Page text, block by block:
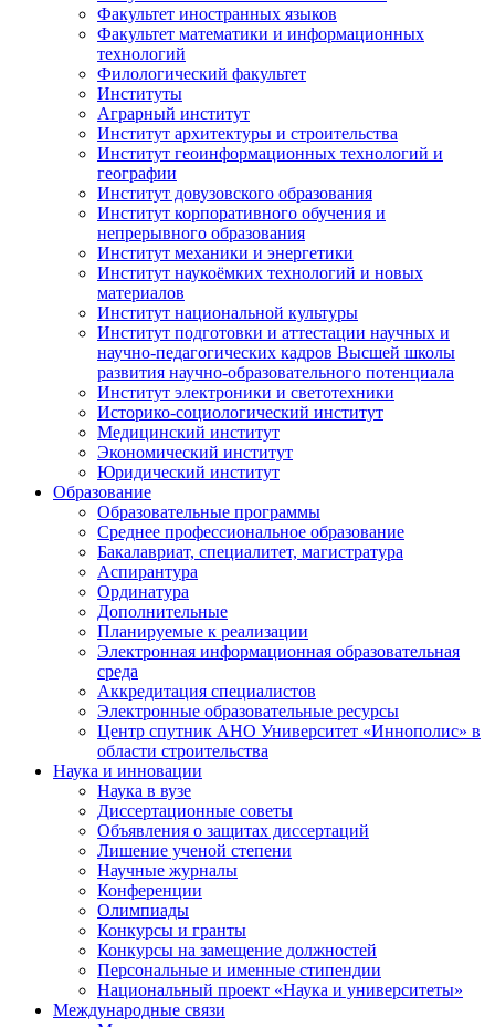
Факультет иностранных языков
Факультет математики и информационных
технологий
Филологический факультет
Институты
Аграрный институт
Институт архитектуры и строительства
Институт геоинформационных технологий и
географии
Институт довузовского образования
Институт корпоративного обучения и
непрерывного образования
Институт механики и энергетики
Институт наукоёмких технологий и новых
материалов
Институт национальной культуры
Институт подготовки и аттестации научных и
научно-педагогических кадров Высшей школы
развития научно-образовательного потенциала
Институт электроники и светотехники
Историко-социологический институт
Медицинский институт
Экономический институт
Юридический институт
Образование
Образовательные программы
Среднее профессиональное образование
Бакалавриат, специалитет, магистратура
Аспирантура
Ординатура
Дополнительные
Планируемые к реализации
Электронная информационная образовательная
среда
Аккредитация специалистов
Электронные образовательные ресурсы
Центр спутник АНО Университет «Иннополис» в
области строительства
Наука и инновации
Наука в вузе
Диссертационные советы
Объявления о защитах диссертаций
Лишение ученой степени
Научные журналы
Конференции
Олимпиады
Конкурсы и гранты
Конкурсы на замещение должностей
Персональные и именные стипендии
Национальный проект «Наука и университеты»
Международные связи